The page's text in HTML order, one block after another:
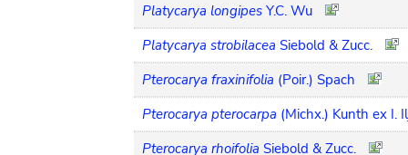
Platycarya longipes Y.C. Wu
Platycarya strobilacea Siebold & Zucc.
Pterocarya fraxinifolia (Poir.) Spach
Pterocarya pterocarpa (Michx.) Kunth ex I.
Pterocarya rhoifolia Siebold & Zucc.